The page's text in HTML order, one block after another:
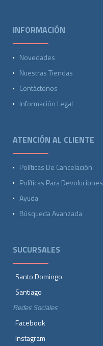
INFORMACIÓN
Novedades
Nuestras Tiendas
Contáctenos
Información Legal
ATENCIÓN AL CLIENTE
Políticas De Cancelación
Políticas Para Devoluciones
Ayuda
Búsqueda Avanzada
SUCURSALES
Santo Domingo
Santiago
Redes Sociales
Facebook
Instagram